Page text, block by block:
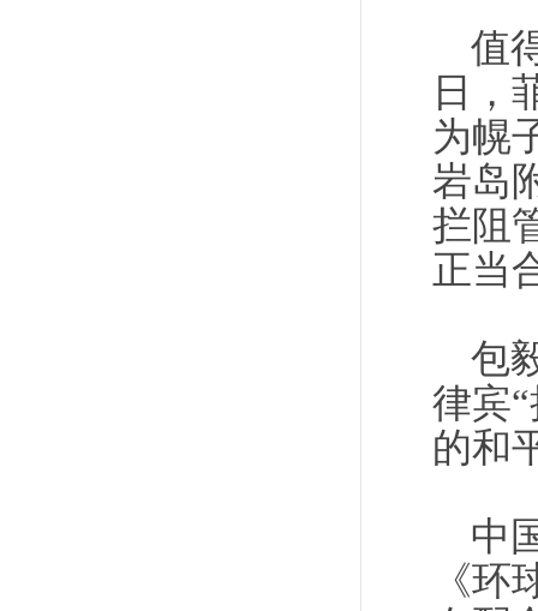
值
日，
为幌
岩岛
拦阻
正当
包
律宾
的和
中
《